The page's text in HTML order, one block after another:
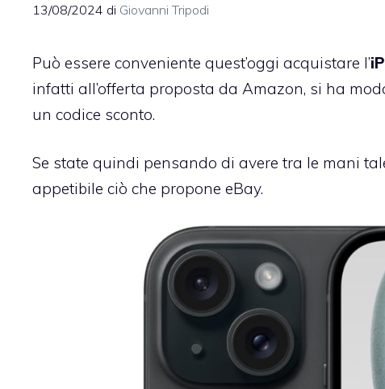
13/08/2024 di Giovanni Tripodi
Può essere conveniente quest’oggi acquistare l’
infatti all’offerta proposta da Amazon, si ha
un codice sconto.
Se state quindi pensando di avere tra le mani
appetibile ciò che propone eBay.